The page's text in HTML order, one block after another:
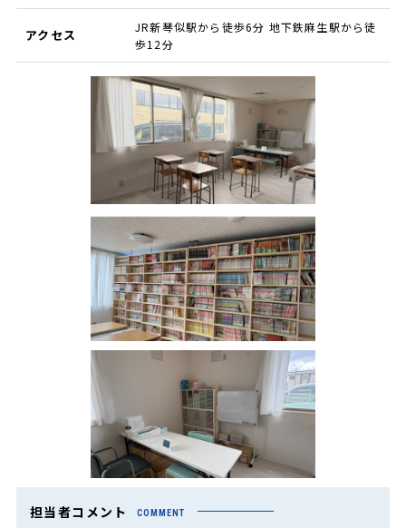
アクセス
JR新琴似駅から徒歩6分 地下鉄麻生駅から徒
歩12分
担当者コメント COMMENT